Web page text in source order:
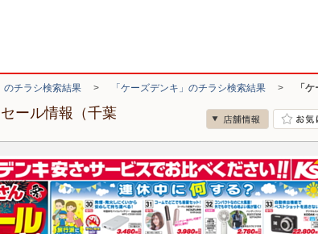
のチラシ検索結果 > 「ケーズデンキ」のチラシ検索結果 > 「
ール情報（千葉